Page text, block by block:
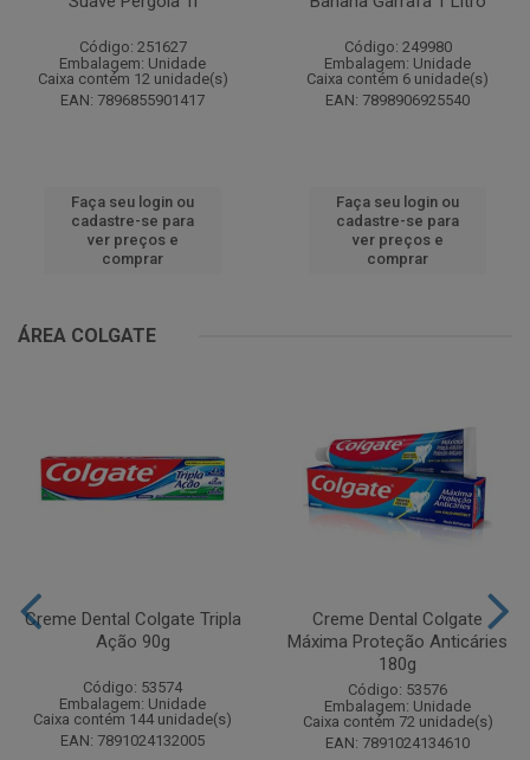
Código: 251627
Embalagem: Unidade
Caixa contém 12 unidade(s)
EAN: 7896855901417
Faça seu login ou
cadastre-se para
ver preços e
comprar
Código: 249980
Embalagem: Unidade
Caixa contém 6 unidade(s)
EAN: 7898906925540
Faça seu login ou
cadastre-se para
ver preços e
comprar
ÁREA COLGATE
Creme Dental Colgate Tripla
Ação 90g
Código: 53574
Embalagem: Unidade
Caixa contém 144 unidade(s)
EAN: 7891024132005
Creme Dental Colgate
Máxima Proteção Anticáries
180g
Código: 53576
Embalagem: Unidade
Caixa contém 72 unidade(s)
EAN: 7891024134610